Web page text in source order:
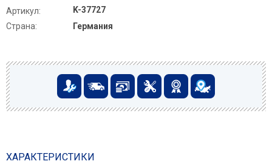
Артикул:
K-37727
Страна:
Германия
ХАРАКТЕРИСТИКИ